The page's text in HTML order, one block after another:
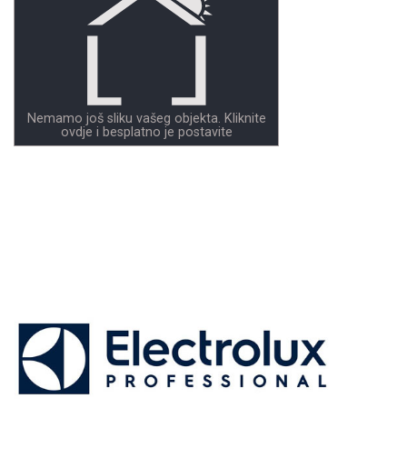
Nemamo još sliku vašeg objekta. Kliknite
ovdje i besplatno je postavite